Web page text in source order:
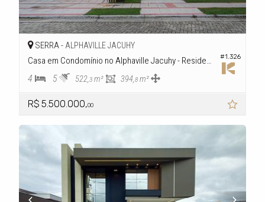
#1.326
SERRA - ALPHAVILLE JACUHY
4 5 522,3m² 394,8 m²
R$ 5.500.000,00